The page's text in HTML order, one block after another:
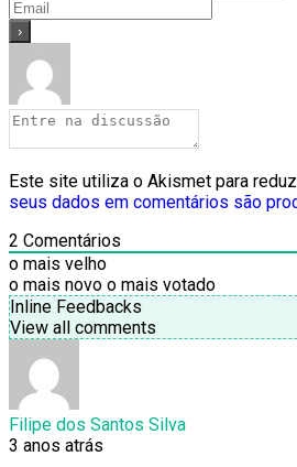
Este site utiliza o Akismet para
seus dados em comentários são
2 Comentários
o mais velho
o mais novo o mais votado
Inline Feedbacks
View all comments
Filipe dos Santos Silva
3 anos atrás